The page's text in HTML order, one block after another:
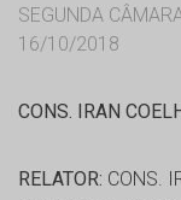
SEGUNDA
16/10/2018
CONS. IRAN
RELATOR: CONS.